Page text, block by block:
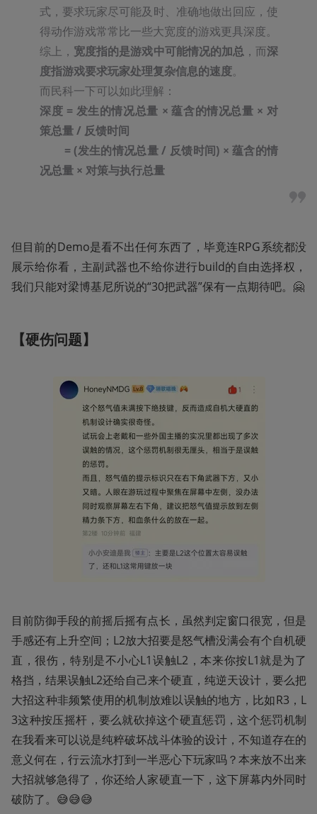
式，要求玩家尽可能及时、准确地做出回应，使
得动作游戏常常比一些大宽度的游戏更具深度。
综上， 宽度指的是游戏中可能情况的加总，而深
度指游戏要求玩家处理复杂信息的速度。
深度 = 发生的情况总量 × 蕴含的情况总量 × 对
策总量 / 反馈时间
= (发生的情况总量 / 反馈时间) × 蕴含的情
况总量 × 对策与执行总量
但目前的Demo是看不出任何东西了，毕竟连RPG系统都没
展示给你看，主副武器也不给你进行build的自由选择权，
我们只能对梁博基尼所说的“30把武器”保有一点期待吧。🤗
【硬伤问题】
目前防御手段的前摇后摇有点长，虽然判定窗口很宽，但是
手感还有上升空间；L2放大招要是怒气槽没满会有个自机硬
直，很伤，特别是不小心L1误触L2，本来你按L1就是为了
格挡，结果误触L2还给自己来个硬直，纯逆天设计，要么把
大招这种非频繁使用的机制放难以误触的地方，比如R3，L
3这种按压摇杆，要么就砍掉这个硬直惩罚，这个惩罚机制
在我看来可以说是纯粹破坏战斗体验的设计，不知道存在的
意义何在，行云流水打到一半恶心下玩家吗？本来放不出来
大招就够急得了，你还给人家硬直一下，这下屏幕内外同时
破防了。😅😅😅